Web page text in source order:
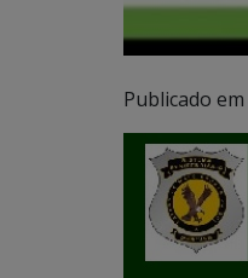
Publicado em